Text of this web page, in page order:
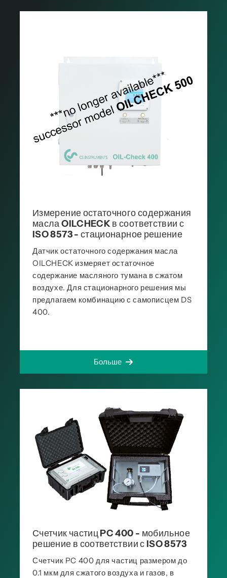
Измерение остаточного содержания
масла OILCHECK в соответствии с
ISO 8573 - стационарное решение
Датчик остаточного содержания масла
OILCHECK измеряет остаточное
содержание масляного тумана в сжатом
воздухе. Для стационарного решения мы
предлагаем комбинацию с самописцем DS
400.
Больше
Счетчик частиц PC 400 - мобильное
решение в соответствии с ISO 8573
Счетчик PC 400 для частиц размером до
0.1 мкм для сжатого воздуха и газов, в